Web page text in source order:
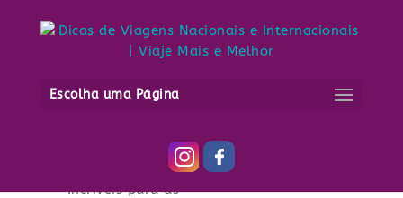
Escolha uma Página
Panamá mais
Incríveis para as
Incríveis para as